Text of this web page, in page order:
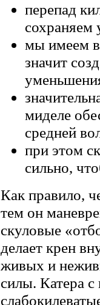
перепад
сохраняем
мы имеем
значит
миделе
средней
при этом
сильно,
Как правило,
тем он
скуловые
делает крен
живых и
силы. Катера